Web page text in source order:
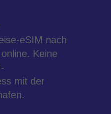
eSIM nach
Keine
mit der